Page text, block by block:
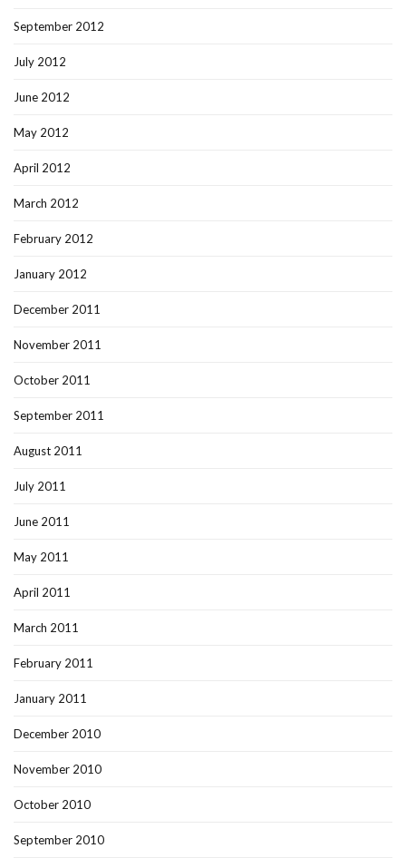
September 2012
July 2012
June 2012
May 2012
April 2012
March 2012
February 2012
January 2012
December 2011
November 2011
October 2011
September 2011
August 2011
July 2011
June 2011
May 2011
April 2011
March 2011
February 2011
January 2011
December 2010
November 2010
October 2010
September 2010